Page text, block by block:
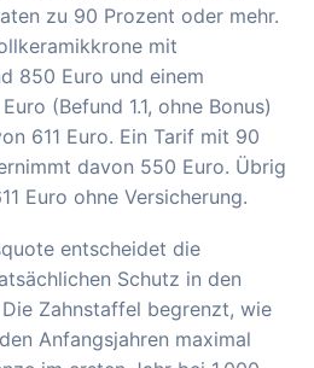
zu 90 Prozent oder mehr.
mit
850 Euro und einem
(Befund 1.1, ohne Bonus)
611 Euro. Ein Tarif mit 90
davon 550 Euro. Übrig
Euro ohne Versicherung.
entscheidet die
Schutz in den
Zahnstaffel begrenzt, wie
Anfangsjahren maximal